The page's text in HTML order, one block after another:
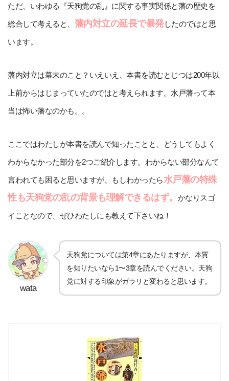
ただ、いわゆる『天狗党の乱』に関する事実関係と藩の歴史を
総合して考えると、 藩内対立の延長で暴発したのではと思
います。
藩内対立は幕末のこと？いえいえ、本書を読むとじつは200年以
上前からはじまっていたのではと考えられます。水戸藩って本
当は怖い藩なのかも。。
ここではわたしが本書を読んで知ったことと、どうしてもよく
わからなかった部分を2つご紹介します。わからない部分なんて
言われても困ると思いますが、もしわかったら水戸藩の特殊
性も天狗党の乱の背景も理解できるはず。
かなりスゴ
イことなので、ぜひわたしにも教えて下さいね！
wata
天狗党については第4章にあたりますが、本質
を知りたいなら1〜3章を読んでください。天狗
党に対する印象がガラリと変わると思います。